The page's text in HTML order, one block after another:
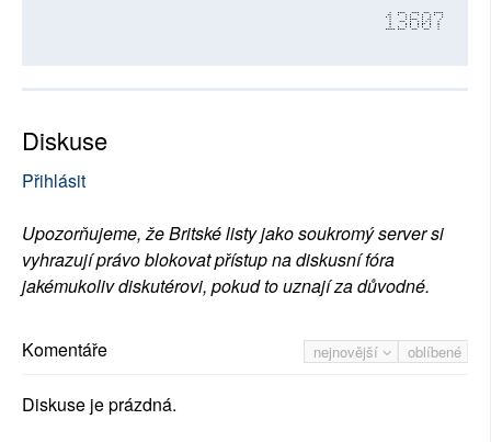
13607
Diskuse
Přihlásit
Upozorňujeme, že Britské listy jako soukromý server si
vyhrazují právo blokovat přístup na diskusní fóra
jakémukoliv diskutérovi, pokud to uznají za důvodné.
nejnovější oblíbené
Komentáře
Diskuse je prázdná.